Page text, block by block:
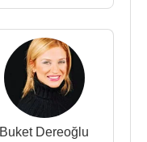
Buket Dereoğlu